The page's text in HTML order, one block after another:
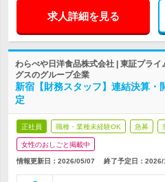
求人詳細を見る
わらべや日洋食品株式会社 | 東証プラ
グスのグループ企業
新宿【財務スタッフ】連結決算・
定
正社員 職種・業種未経験OK 急募
女性のおしごと掲載中
情報更新日：2026/05/07 終了予定日： 2026/